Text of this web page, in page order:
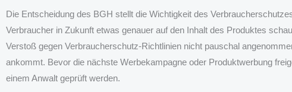
Die Entscheidung des BGH stellt die Wichtigkeit des
Verbraucher in Zukunft etwas genauer auf den Inhalt des Produktes
Verstoß gegen Verbraucherschutz-Richtlinien nicht pauschal
ankommt. Bevor die nächste Werbekampagne oder Produktwerbung
einem Anwalt geprüft werden.